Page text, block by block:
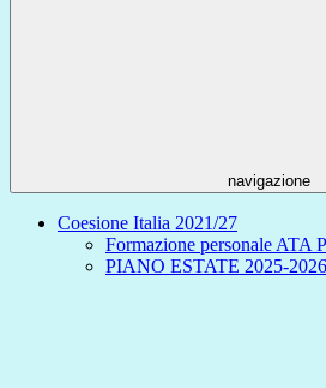
navigazione
Coesione Italia 2021/27
Formazione personale ATA
PIANO ESTATE 2025-